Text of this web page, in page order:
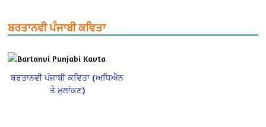
ਬਰਤਾਨਵੀ ਪੰਜਾਬੀ ਕਵਿਤਾ
ਬਰਤਾਨਵੀ ਪੰਜਾਬੀ ਕਵਿਤਾ (ਅਧਿਐਨ
ਤੇ ਮੁਲਾਂਕਣ)